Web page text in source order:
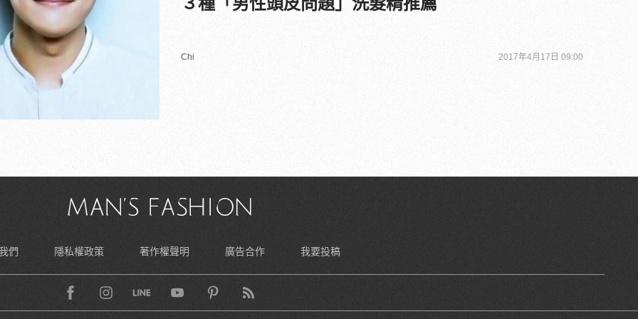
Chi 2017年4月17日 09:00
們 隱私權政策 著作權聲明 廣告合作 我要投稿